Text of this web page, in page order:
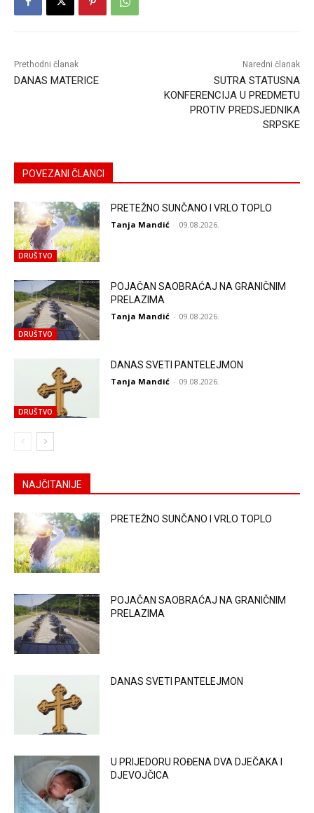
Prethodni članak
DANAS MATERICE
Naredni članak
SUTRA STATUSNA
KONFERENCIJA U PREDMETU
PROTIV PREDSJEDNIKA
SRPSKE
POVEZANI ČLANCI
DRUŠTVO
PRETEŽNO SUNČANO I VRLO TOPLO
Tanja Mandić - 09.08.2026.
DRUŠTVO
POJAČAN SAOBRAĆAJ NA GRANIČNIM
PRELAZIMA
Tanja Mandić - 09.08.2026.
DRUŠTVO
DANAS SVETI PANTELEJMON
Tanja Mandić - 09.08.2026.
NAJČITANIJE
PRETEŽNO SUNČANO I VRLO TOPLO
POJAČAN SAOBRAĆAJ NA GRANIČNIM
PRELAZIMA
DANAS SVETI PANTELEJMON
U PRIJEDORU ROĐENA DVA DJEČAKA I
DJEVOJČICA